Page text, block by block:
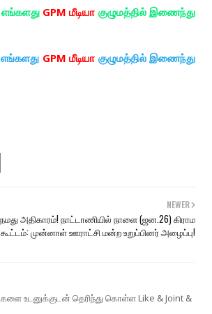
GPM மீடியா குழுமத்தில் இணைந்து
GPM மீடியா குழுமத்தில் இணைந்து
NEWER
அதிகாரம்! நாட்டாணியில் நாளை (ஜன.26) கிராம
முன்னாள் ஊராட்சி மன்ற உறுப்பினர் அழைப்பு!
உடனுக்குடன் தெரிந்து கொள்ள Like & Joint &